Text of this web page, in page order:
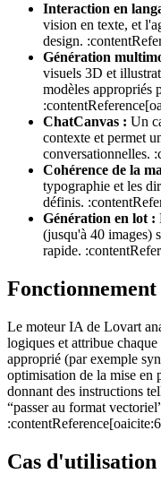
Interaction en
vision en texte, et
design.
Génération
visuels 3D et
modèles appropriés
ChatCanvas : Un
contexte et permet
conversationnelles.
Cohérence de la
typographie et les
définis.
Génération en lot :
(jusqu'à 40 images)
rapide.
Fonctionnement
Le moteur IA de Lovart
logiques et attribue
approprié (par exemple
optimisation de la mise en
donnant des instructions
“passer au format
Cas d'utilisation